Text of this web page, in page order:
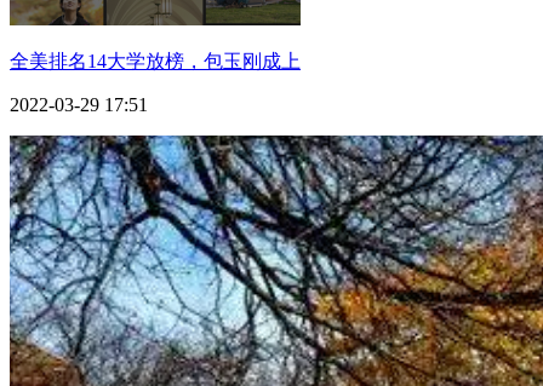
全美排名14大学放榜，包玉刚成上
2022-03-29 17:51